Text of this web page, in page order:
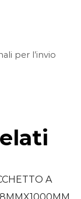
per l’invio